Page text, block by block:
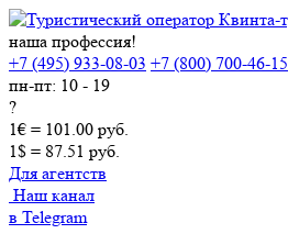
наша профессия!
+7 (495) 933-08-03 +7 (800) 700-46-15
пн-пт: 10 - 19
?
1€ = 101.00 руб.
1$ = 87.51 руб.
Для агентств
Наш канал
в Telegram